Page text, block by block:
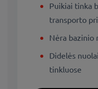
Puikiai tinka
transporto
Nėra bazinio
Didelės
tinkluose